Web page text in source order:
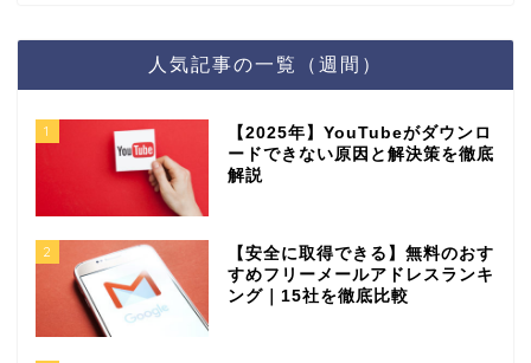
人気記事の一覧（週間）
1
【2025年】YouTubeがダウンロ
ードできない原因と解決策を徹底
解説
2
【安全に取得できる】無料のおす
すめフリーメールアドレスランキ
ング｜15社を徹底比較